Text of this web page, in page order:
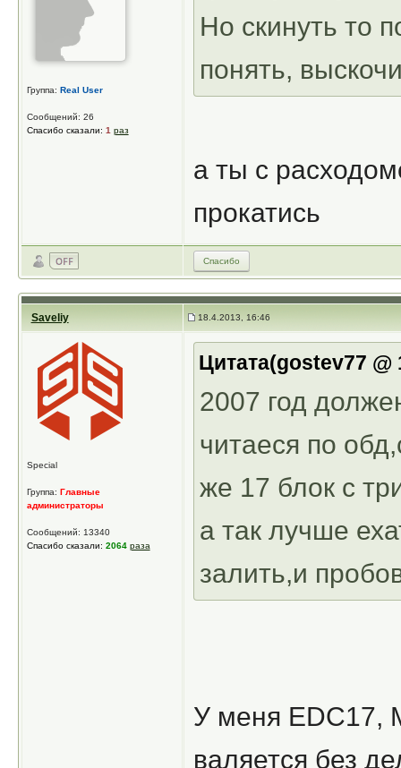
Группа: Real User
Сообщений: 26
Спасибо сказали: 1 раз
Но скинуть то
понять,
а ты с
прокатись
Спасибо
Saveliy 18.4.2013, 16:46
Special
Группа: Главные
администраторы
Сообщений: 13340
Спасибо сказали: 2064 раза
Цитата(gostev77 @
2007 год
читаеся по
же 17 блок с
а так лучше
залить,и
У меня EDC17,
валяется без